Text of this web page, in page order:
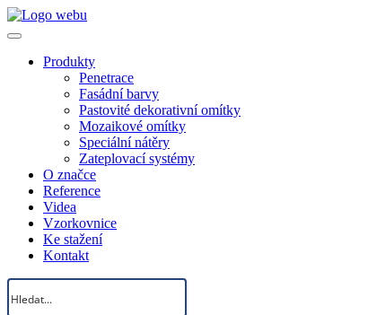
Produkty
Penetrace
Fasádní barvy
Pastovité dekorativní omítky
Mozaikové omítky
Speciální nátěry
Zateplovací systémy
O značce
Reference
Videa
Vzorkovnice
Ke stažení
Kontakt